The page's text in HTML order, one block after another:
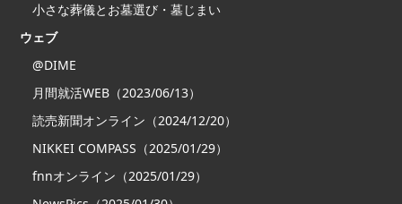
小さな葬儀とお墓選び・墓じまい
ウェブ
@DIME
月間就活WEB（2023/06/13）
読売新聞オンライン（2024/12/20）
NIKKEI COMPASS（2025/01/29）
fnnオンライン（2025/01/29）